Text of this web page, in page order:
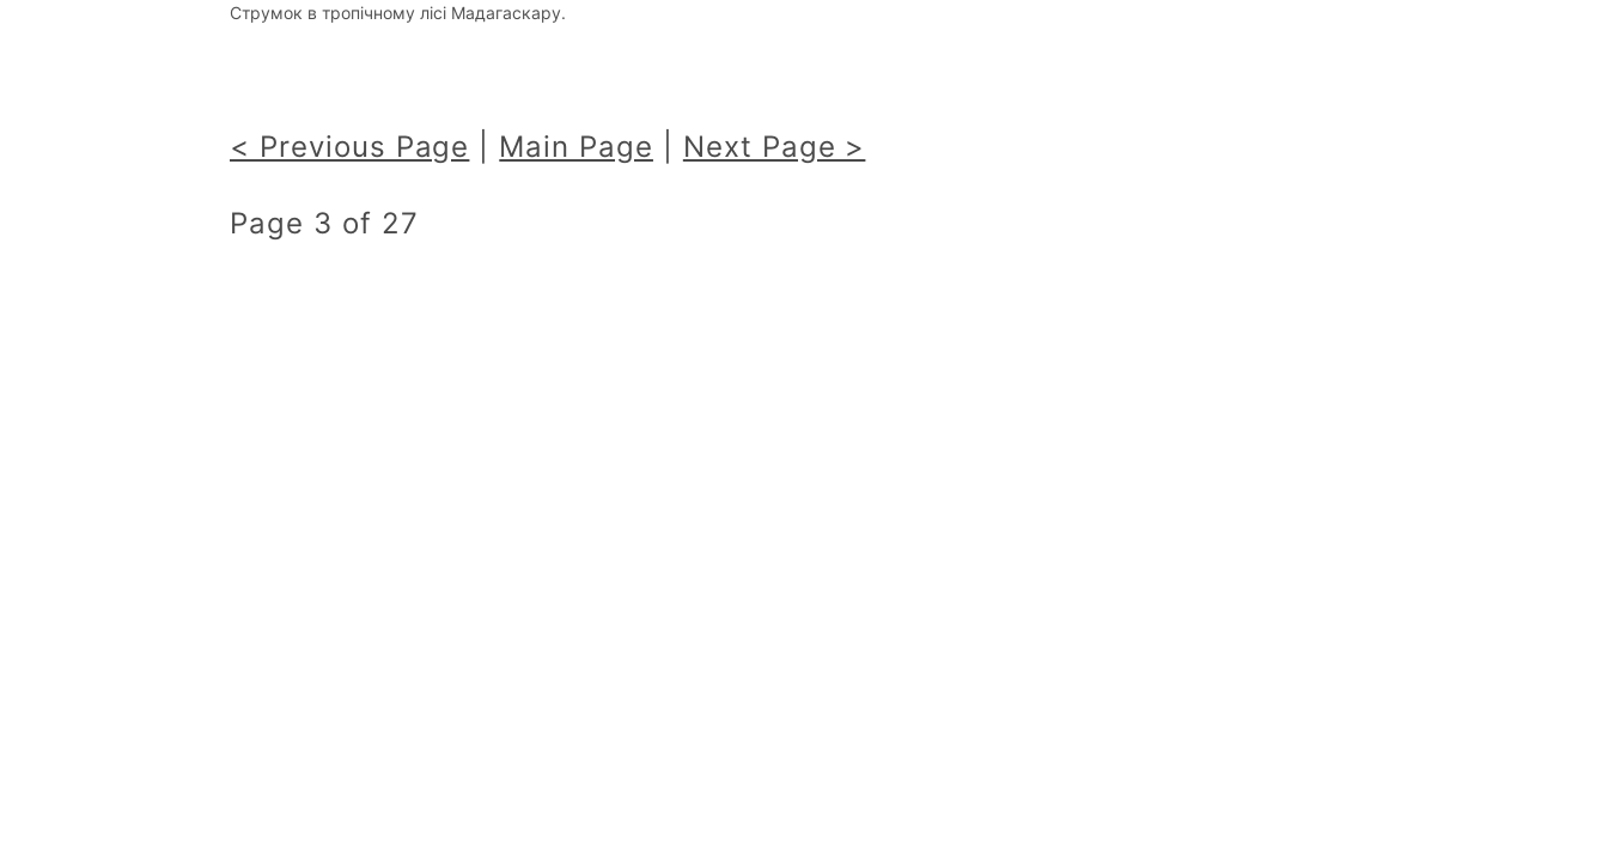
Струмок в тропічному лісі Мадагаскару.
< Previous Page Main Page Next Page >
Page 3 of 27